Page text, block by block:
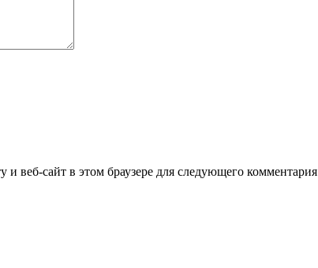
веб-сайт в этом браузере для следующего комментария